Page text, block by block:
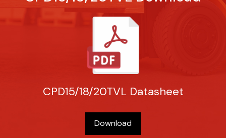
CPD15/18/20TVL Datasheet
Download